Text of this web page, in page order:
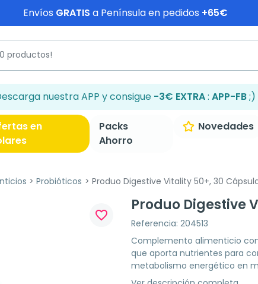
Envíos GRATIS a Península en pedidos +65€
nuestra APP y consigue -3€ EXTRA: APP-FB;)
en
Packs
Ahorro
Novedades
Probióticos Produo Digestive Vitality 50+, 30
favorite_border
Produo Digestive
Referencia: 204513
Complemento alimenticio
que aporta nutrientes para
metabolismo energético en